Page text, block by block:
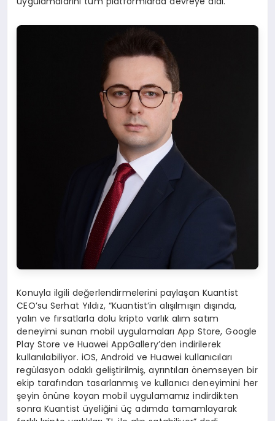
Konuyla ilgili değerlendirmelerini paylaşan Kuantist
CEO’su Serhat Yıldız, “Kuantist’in alışılmışın dışında,
yalın ve fırsatlarla dolu kripto varlık alım satım
deneyimi sunan mobil uygulamaları App Store, Google
Play Store ve Huawei AppGallery’den indirilerek
kullanılabiliyor. iOS, Android ve Huawei kullanıcıları
regülasyon odaklı geliştirilmiş, ayrıntıları önemseyen bir
ekip tarafından tasarlanmış ve kullanıcı deneyimini her
şeyin önüne koyan mobil uygulamamız indirdikten
sonra Kuantist üyeliğini üç adımda tamamlayarak